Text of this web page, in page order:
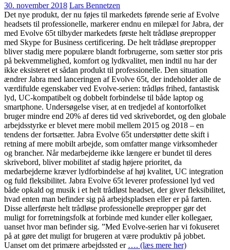
30. november 2018 Lars Bennetzen
Det nye produkt, der nu føjes til markedets førende serie af Evolve
headsets til professionelle, markerer endnu en milepæl for Jabra, der
med Evolve 65t tilbyder markedets første helt trådløse ørepropper
med Skype for Business certificering. De helt trådløse ørepropper
bliver stadig mere populære blandt forbrugerne, som sætter stor pris
på bekvemmelighed, komfort og lydkvalitet, men indtil nu har der
ikke eksisteret et sådan produkt til professionelle. Den situation
ændrer Jabra med lanceringen af Evolve 65t, der indeholder alle de
værdifulde egenskaber ved Evolve-serien: trådløs frihed, fantastisk
lyd, UC-kompatibelt og dobbelt forbindelse til både laptop og
smartphone. Undersøgelse viser, at en tredjedel af kontorfolket
bruger mindre end 20% af deres tid ved skrivebordet, og den globale
arbejdsstyrke er blevet mere mobil mellem 2015 og 2018 – en
tendens der fortsætter. Jabra Evolve 65t understøtter dette skift i
retning af mere mobilt arbejde, som omfatter mange virksomheder
og brancher. Når medarbejderne ikke længere er bundet til deres
skrivebord, bliver mobilitet af stadig højere prioritet, da
medarbejderne kræver lydforbindelse af høj kvalitet, UC integration
og fuld fleksibilitet. Jabra Evolve 65t leverer professionel lyd ved
både opkald og musik i et helt trådløst headset, der giver fleksibilitet,
hvad enten man befinder sig på arbejdspladsen eller er på farten.
Disse allerførste helt trådløse professionelle ørepropper gør det
muligt for forretningsfolk at forbinde med kunder eller kollegaer,
uanset hvor man befinder sig. ”Med Evolve-serien har vi fokuseret
på at gøre det muligt for brugeren at være produktiv på jobbet.
Uanset om det primære arbejdssted er …. (læs mere her)